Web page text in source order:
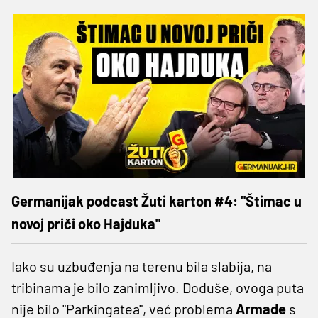
Germanijak podcast Žuti karton #4: "Štimac u
novoj priči oko Hajduka"
Iako su uzbuđenja na terenu bila slabija, na
tribinama je bilo zanimljivo. Doduše, ovoga puta
nije bilo "Parkingatea", već problema Armade s